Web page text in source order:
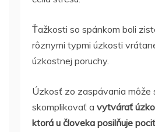
Ťažkosti so spánkom boli
rôznymi typmi úzkosti
úzkostnej poruchy.
Úzkosť zo zaspávania môže
skomplikovať a vytvárať
ktorá u človeka posilňuje